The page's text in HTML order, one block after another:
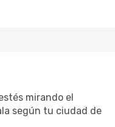
mirando el
según tu ciudad de